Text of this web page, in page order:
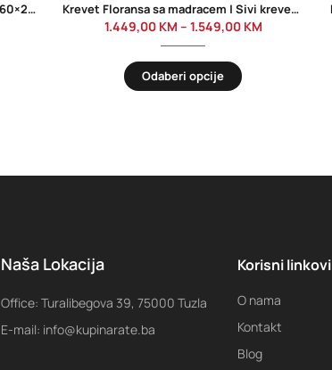
Krevet Optimus sa madracem | Sivi 160×200 Krevet Floransa sa madracem | Sivi krevet 160×200 i 180×200
1.449,00 KM – 1.549,00 KM
Odaberi opcije
Naša Lokacija
Office: Turalibegova 39, 75000 Tuzla
E-mail: info@kupinarate.ba
Korisni linkovi
O nama
Kontakt
Blog